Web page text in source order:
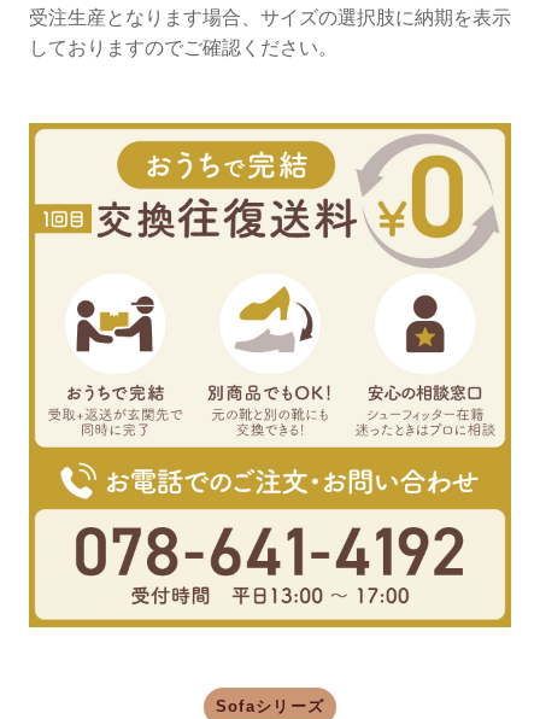
受注生産となります場合、サイズの選択肢に納期を表示
しておりますのでご確認ください。
Sofaシリーズ